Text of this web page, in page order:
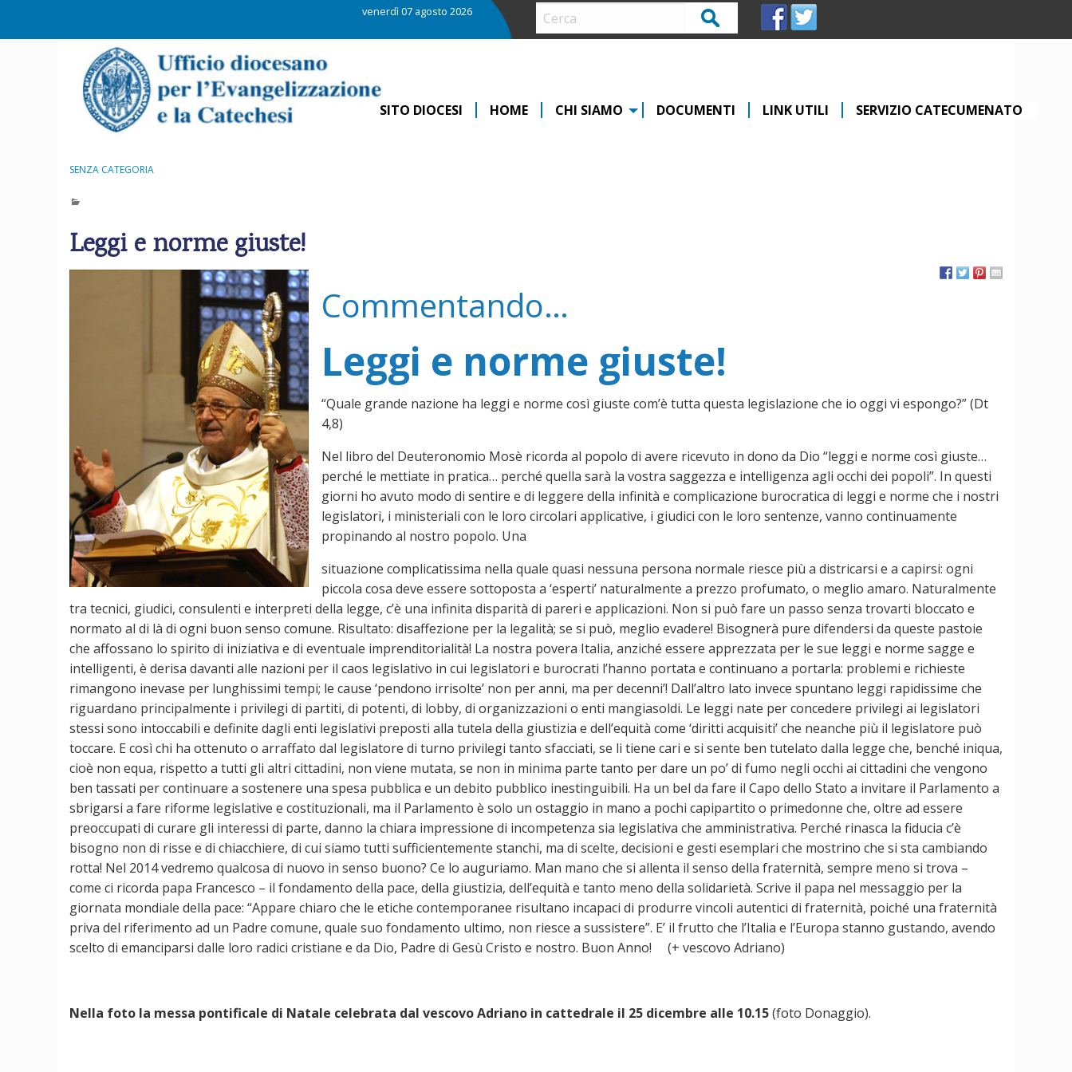
venerdì 07 agosto 2026 Cerca
SITO DIOCESI HOME CHI SIAMO DOCUMENTI LINK UTILI SERVIZIO CATECUMENATO
SENZA CATEGORIA
Leggi e norme giuste!
Commentando…
Leggi e norme giuste!
“Quale grande nazione ha leggi e norme così giuste com’è tutta questa legislazione che io oggi vi espongo?” (Dt
4,8)
Nel libro del Deuteronomio Mosè ricorda al popolo di avere ricevuto in dono da Dio “leggi e norme così giuste…
perché le mettiate in pratica… perché quella sarà la vostra saggezza e intelligenza agli occhi dei popoli”. In questi
giorni ho avuto modo di sentire e di leggere della infinità e complicazione burocratica di leggi e norme che i nostri
legislatori, i ministeriali con le loro circolari applicative, i giudici con le loro sentenze, vanno continuamente
propinando al nostro popolo. Una
situazione complicatissima nella quale quasi nessuna persona normale riesce più a districarsi e a capirsi: ogni
piccola cosa deve essere sottoposta a ‘esperti’ naturalmente a prezzo profumato, o meglio amaro. Naturalmente
tra tecnici, giudici, consulenti e interpreti della legge, c’è una infinita disparità di pareri e applicazioni. Non si può fare un passo senza trovarti bloccato e
normato al di là di ogni buon senso comune. Risultato: disaffezione per la legalità; se si può, meglio evadere! Bisognerà pure difendersi da queste pastoie
che affossano lo spirito di iniziativa e di eventuale imprenditorialità! La nostra povera Italia, anziché essere apprezzata per le sue leggi e norme sagge e
intelligenti, è derisa davanti alle nazioni per il caos legislativo in cui legislatori e burocrati l’hanno portata e continuano a portarla: problemi e richieste
rimangono inevase per lunghissimi tempi; le cause ‘pendono irrisolte’ non per anni, ma per decenni’! Dall’altro lato invece spuntano leggi rapidissime che
riguardano principalmente i privilegi di partiti, di potenti, di lobby, di organizzazioni o enti mangiasoldi. Le leggi nate per concedere privilegi ai legislatori
stessi sono intoccabili e definite dagli enti legislativi preposti alla tutela della giustizia e dell’equità come ‘diritti acquisiti’ che neanche più il legislatore può
toccare. E così chi ha ottenuto o arraffato dal legislatore di turno privilegi tanto sfacciati, se li tiene cari e si sente ben tutelato dalla legge che, benché iniqua,
cioè non equa, rispetto a tutti gli altri cittadini, non viene mutata, se non in minima parte tanto per dare un po’ di fumo negli occhi ai cittadini che vengono
ben tassati per continuare a sostenere una spesa pubblica e un debito pubblico inestinguibili. Ha un bel da fare il Capo dello Stato a invitare il Parlamento a
sbrigarsi a fare riforme legislative e costituzionali, ma il Parlamento è solo un ostaggio in mano a pochi capipartito o primedonne che, oltre ad essere
preoccupati di curare gli interessi di parte, danno la chiara impressione di incompetenza sia legislativa che amministrativa. Perché rinasca la fiducia c’è
bisogno non di risse e di chiacchiere, di cui siamo tutti sufficientemente stanchi, ma di scelte, decisioni e gesti esemplari che mostrino che si sta cambiando
rotta! Nel 2014 vedremo qualcosa di nuovo in senso buono? Ce lo auguriamo. Man mano che si allenta il senso della fraternità, sempre meno si trova –
come ci ricorda papa Francesco – il fondamento della pace, della giustizia, dell’equità e tanto meno della solidarietà. Scrive il papa nel messaggio per la
giornata mondiale della pace: “Appare chiaro che le etiche contemporanee risultano incapaci di produrre vincoli autentici di fraternità, poiché una fraternità
priva del riferimento ad un Padre comune, quale suo fondamento ultimo, non riesce a sussistere”. E’ il frutto che l’Italia e l’Europa stanno gustando, avendo
scelto di emanciparsi dalle loro radici cristiane e da Dio, Padre di Gesù Cristo e nostro. Buon Anno! (+ vescovo Adriano)
Nella foto la messa pontificale di Natale celebrata dal vescovo Adriano in cattedrale il 25 dicembre alle 10.15(foto Donaggio).